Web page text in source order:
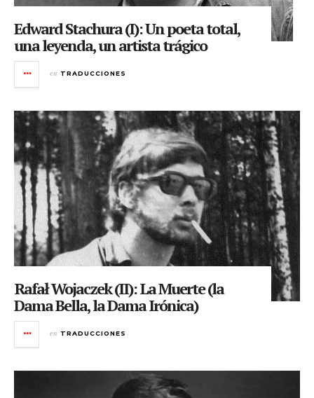
Edward Stachura (I): Un poeta total,
una leyenda, un artista trágico
en TRADUCCIONES
Rafał Wojaczek (II): La Muerte (la
Dama Bella, la Dama Irónica)
en TRADUCCIONES